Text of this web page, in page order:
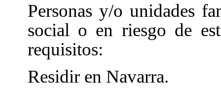
Personas y/o unidades
social o en riesgo de
requisitos:
Residir en Navarra.